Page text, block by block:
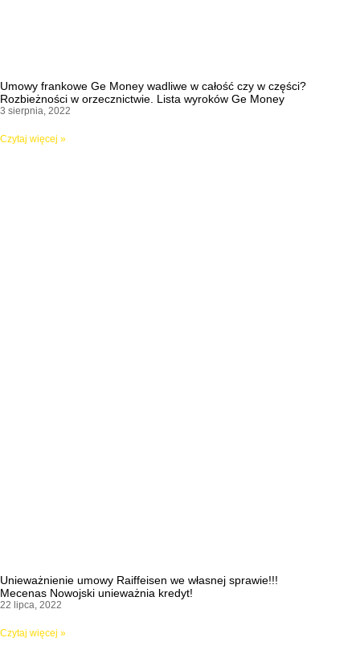
Umowy frankowe Ge Money wadliwe w całość czy w części?
Rozbieżności w orzecznictwie. Lista wyroków Ge Money
3 sierpnia, 2022
Czytaj więcej »
Unieważnienie umowy Raiffeisen we własnej sprawie!!!
Mecenas Nowojski unieważnia kredyt!
22 lipca, 2022
Czytaj więcej »